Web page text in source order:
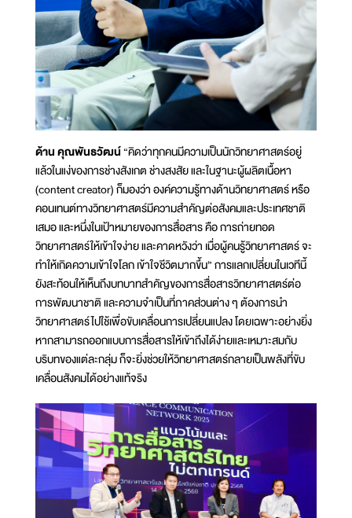
ด้าน คุณพันธวัฒน์“คิดว่าทุกคนมีความเป็นนักวิทยาศาสตร์อยู่
แล้วในแง่ของการช่างสังเกต ช่างสงสัย และในฐานะผู้ผลิตเนื้อหา
(content creator) ก็มองว่า องค์ความรู้ทางด้านวิทยาศาสตร์ หรือ
คอนเทนต์ทางวิทยาศาสตร์มีความสำคัญต่อสังคมและประเทศชาติ
เสมอ และหนึ่งในเป้าหมายของการสื่อสาร คือ การถ่ายทอด
วิทยาศาสตร์ให้เข้าใจง่าย และคาดหวังว่า เมื่อผู้คนรู้วิทยาศาสตร์ จะ
ทำให้เกิดความเข้าใจโลก เข้าใจชีวิตมากขึ้น” การแลกเปลี่ยนในเวทีนี้
ยังสะท้อนให้เห็นถึงบทบาทสำคัญของการสื่อสารวิทยาศาสตร์ต่อ
การพัฒนาชาติ และความจำเป็นที่ภาคส่วนต่าง ๆ ต้องการนำ
วิทยาศาสตร์ไปใช้เพื่อขับเคลื่อนการเปลี่ยนแปลง โดยเฉพาะอย่างยิ่ง
หากสามารถออกแบบการสื่อสารให้เข้าถึงได้ง่ายและเหมาะสมกับ
บริบทของแต่ละกลุ่ม ก็จะยิ่งช่วยให้วิทยาศาสตร์กลายเป็นพลังที่ขับ
เคลื่อนสังคมได้อย่างแท้จริง